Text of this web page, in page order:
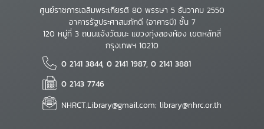
ศูนย์ราชการเฉลิมพระเกียรติ 80 พรรษา 5 ธันวาคม 2550
อาคารรัฐประศาสนภักดี (อาคารบี) ชั้น 7
120 หมู่ที่ 3 ถนนแจ้งวัฒนะ แขวงทุ่งสองห้อง เขตหลักสี่
กรุงเทพฯ 10210
0 2141 3844, 0 2141 1987, 0 2141 3881
0 2143 7746
NHRCT.Library@gmail.com; library@nhrc.or.th